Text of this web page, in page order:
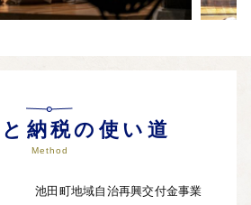
文化のほか、食と物産などでも「能楽
お待ちしております。
自治体ホームページは
外部サイトへ遷移します。
報の保護は遷移先サイトの方針に従います。
納税の使い道
Method
池田町地域自治再興交付金事業